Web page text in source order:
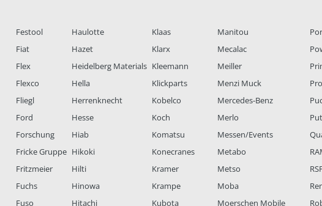
Festool
Fiat
Flex
Flexco
Fliegl
Ford
Forschung
Fricke Gruppe
Fritzmeier
Fuchs
Fuso
Haulotte
Hazet
Heidelberg Materials
Hella
Herrenknecht
Hesse
Hiab
Hikoki
Hilti
Hinowa
Hitachi
Klaas
Klarx
Kleemann
Klickparts
Kobelco
Koch
Komatsu
Konecranes
Kramer
Krampe
Kubota
Manitou
Mecalac
Meiller
Menzi Muck
Mercedes-Benz
Merlo
Messen/Events
Metabo
Metso
Moba
Moerschen Mobile